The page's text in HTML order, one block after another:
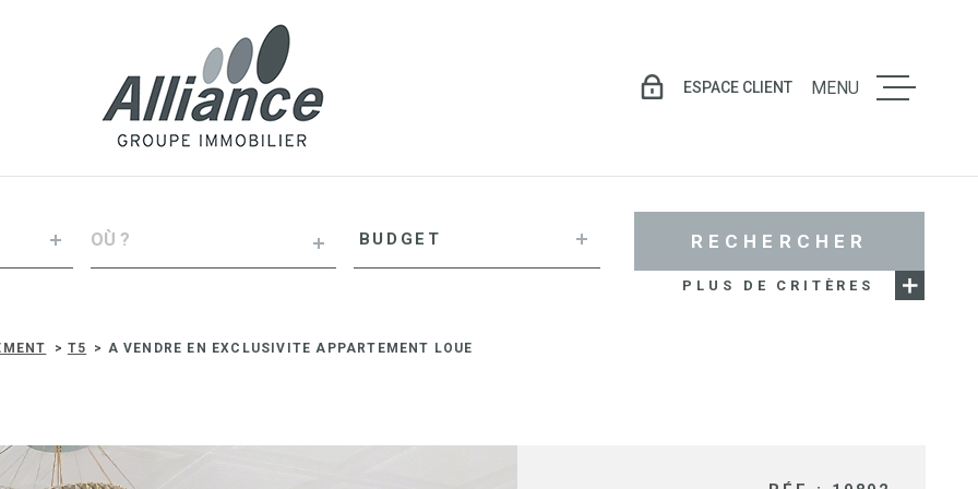
VENTE
MENU
BUDGET
PLUS DE CRITÈRES
RECHERCHER
ESPACE CLIENT
T5 A VENDRE EN EXCLUSIVITE APPARTEMENT LOUE